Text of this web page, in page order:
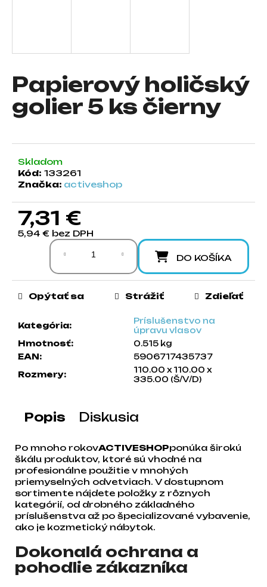
Papierový holičský
golier 5 ks čierny
Skladom
Kód: 133261
Značka: activeshop
7,31 €
5,94 € bez DPH
Jednotková cena:
DO KOŠÍKA
Kategória:
Príslušenstvo na
úpravu vlasov
Hmotnosť:
0.515 kg
EAN:
5906717435737
Rozmery:
110.00 x 110.00 x
335.00 (Š/V/D)
Opýtať sa Strážiť Zdieľať
Popis Diskusia
Po mnoho rokovACTIVESHOPponúka širokú
škálu produktov, ktoré sú vhodné na
profesionálne použitie v mnohých
priemyselných odvetviach. V dostupnom
sortimente nájdete položky z rôznych
kategórií, od drobného základného
príslušenstva až po špecializované vybavenie,
ako je kozmetický nábytok.
Dokonalá ochrana a
pohodlie zákazníka
?
O
d
p
o
r
a
m